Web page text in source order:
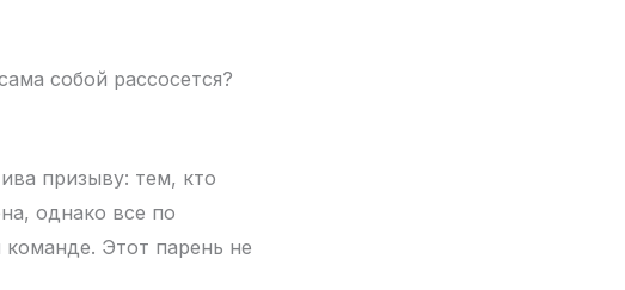
собой рассосется?
призыву: тем, кто
однако все по
Этот парень не